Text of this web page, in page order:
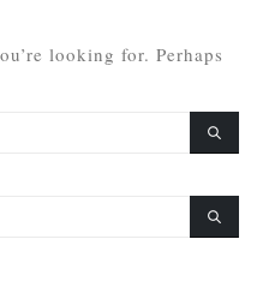
looking for. Perhaps